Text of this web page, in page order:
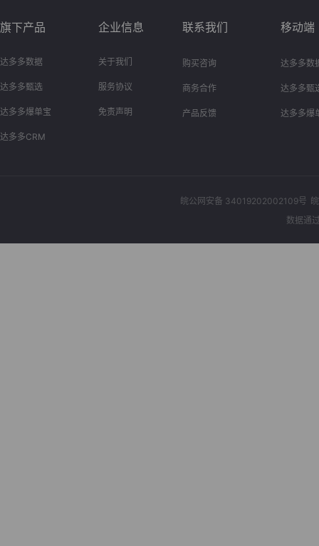
旗下产品
达多多数据
达多多甄选
达多多爆单宝
达多多CRM
企业信息
关于我们
服务协议
免责声明
联系我们
购买咨询
商务合作
产品反馈
移动端
达多多数
达多多甄
达多多爆
皖公网安备 34019202002109号
数据通